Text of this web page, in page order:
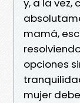
y, a la vez,
mamá,
opciones
mujer